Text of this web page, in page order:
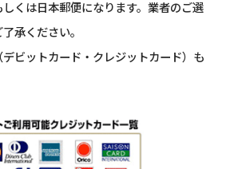
くは日本郵便になります。業者のご選
承ください。
ビットカード・クレジットカード）も